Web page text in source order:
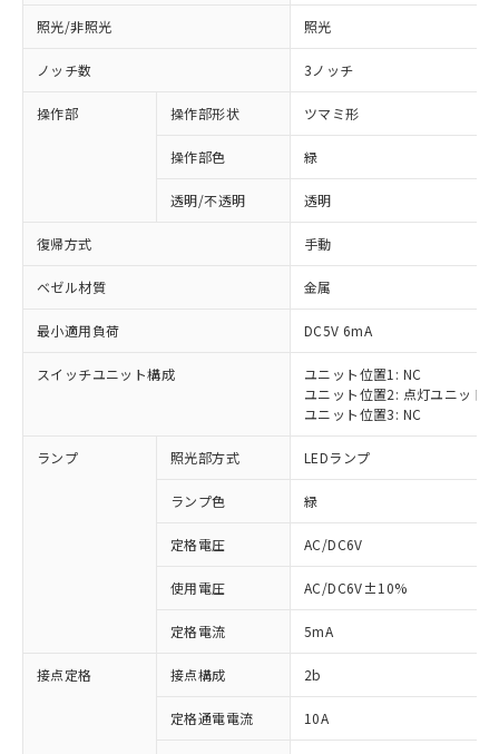
照光/非照光 照光
ノッチ数 3ノッチ
操作部 操作部形状 ツマミ形
操作部色 緑
透明/不透明 透明
復帰方式 手動
ベゼル材質 金属
最小適用負荷 DC5V 6mA
スイッチユニット構成
ユニット位置1: NC
ユニット位置2: 点灯ユニット
ユニット位置3: NC
ランプ 照光部方式 LEDランプ
ランプ色 緑
定格電圧 AC/DC6V
使用電圧 AC/DC6V±10%
定格電流 5mA
接点定格 接点構成 2b
定格通電電流 10A
ご利用条件
以下の条件をお読みいただき、同意のうえ
ご利用ください。
商品の当社在庫状況および標準価格
(税抜)を提供させていただくもので
対応済み：EU RoHS指令（10物質）の
非含有に対応した製品が提供可能な商品で
対応予定：EU RoHS指令（10物質）の非含
有に対応した製品に切り替える予定のある
対応予定なし：EU RoHS指令（10物質）の
非含有に非対応の商品で、対応品を出す予
定はありません。
調査・確認中：EU RoHS指令（10物質）の
非含有の対応状況を調査中または確認中の
非該当品：ライセンス料など無形物で、有
害物質有無と関係のない商品です。
※1 中国RoHS○×表
「○」：最大均質材料含有率が中国RoHSの
基準値以下であることを示します。